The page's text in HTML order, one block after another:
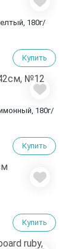
180г/
Купить
180г/
Купить
Купить